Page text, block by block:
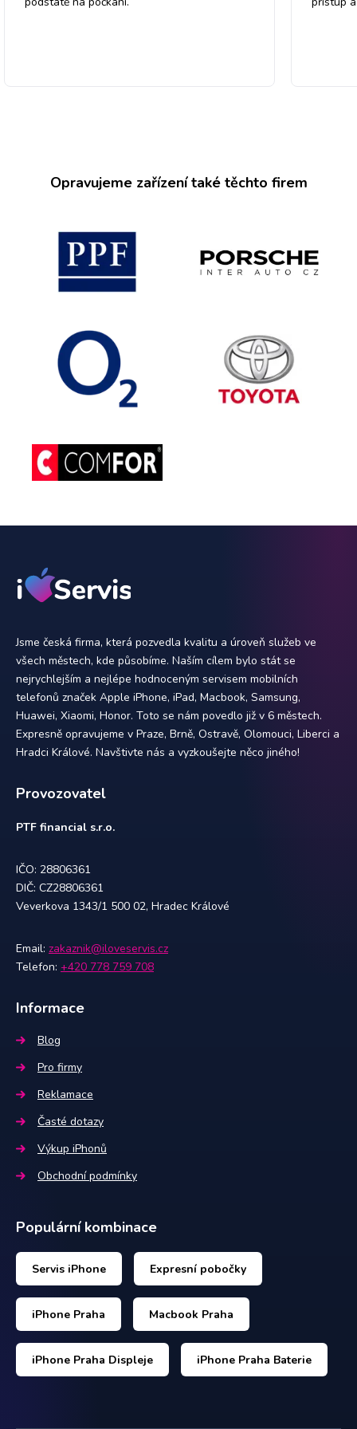
Opravujeme zařízení také těchto firem
Jsme česká firma, která pozvedla kvalitu a úroveň služeb ve
všech městech, kde působíme. Naším cílem bylo stát se
nejrychlejším a nejlépe hodnoceným servisem mobilních
telefonů značek Apple iPhone, iPad, Macbook, Samsung,
Huawei, Xiaomi, Honor. Toto se nám povedlo již v 6 městech.
Expresně opravujeme v Praze, Brně, Ostravě, Olomouci, Liberci a
Hradci Králové. Navštivte nás a vyzkoušejte něco jiného!
Provozovatel
PTF financial s.r.o.
IČO: 28806361
DIČ: CZ28806361
Veverkova 1343/1 500 02, Hradec Králové
Email: zakaznik@iloveservis.cz
Telefon: +420 778 759 708
Informace
Blog
Pro firmy
Reklamace
Časté dotazy
Výkup iPhonů
Obchodní podmínky
Populární kombinace
Servis iPhone Expresní pobočky
iPhone Praha Macbook Praha
iPhone Praha Displeje iPhone Praha Baterie